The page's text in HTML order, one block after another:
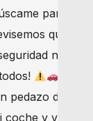
para
qué
nos
pedazo de
coche y vi